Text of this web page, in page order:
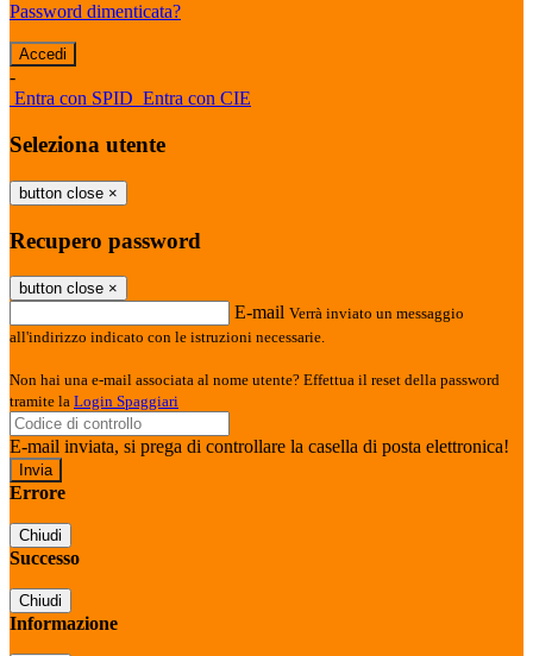
Password dimenticata?
-
Entra con SPID Entra con CIE
Seleziona utente
button close ×
Recupero password
button close ×
E-mail Verrà inviato un messaggio
all'indirizzo indicato con le istruzioni necessarie.
Non hai una e-mail associata al nome utente? Effettua il reset della password
tramite la Login Spaggiari
E-mail inviata, si prega di controllare la casella di posta elettronica!
Errore
Chiudi
Successo
Chiudi
Informazione